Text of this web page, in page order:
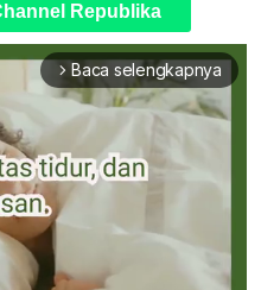
Republika
arrow_forward_ios Baca selengkapnya